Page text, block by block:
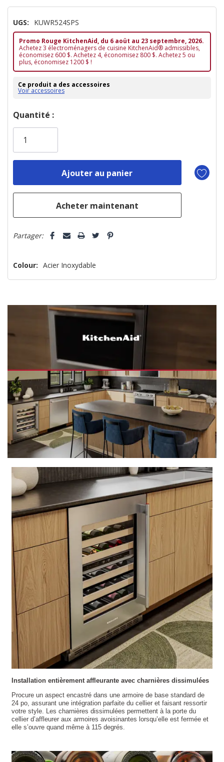
UGS: KUWR524SPS
Promo Rouge KitchenAid, du 6 aoüt au 23 septembre, 2026.
Achetez 3 électroménagers de cuisine KitchenAid® admissibles,
économisez 600 $. Achetez 4, économisez 800 $. Achetez 5 ou
plus, économisez 1200 $ !
Ce produit a des accessoires
Voir accessoires
Dépêchez-
vous!
plus
Quantité :
Partager:
Colour: Acier Inoxydable